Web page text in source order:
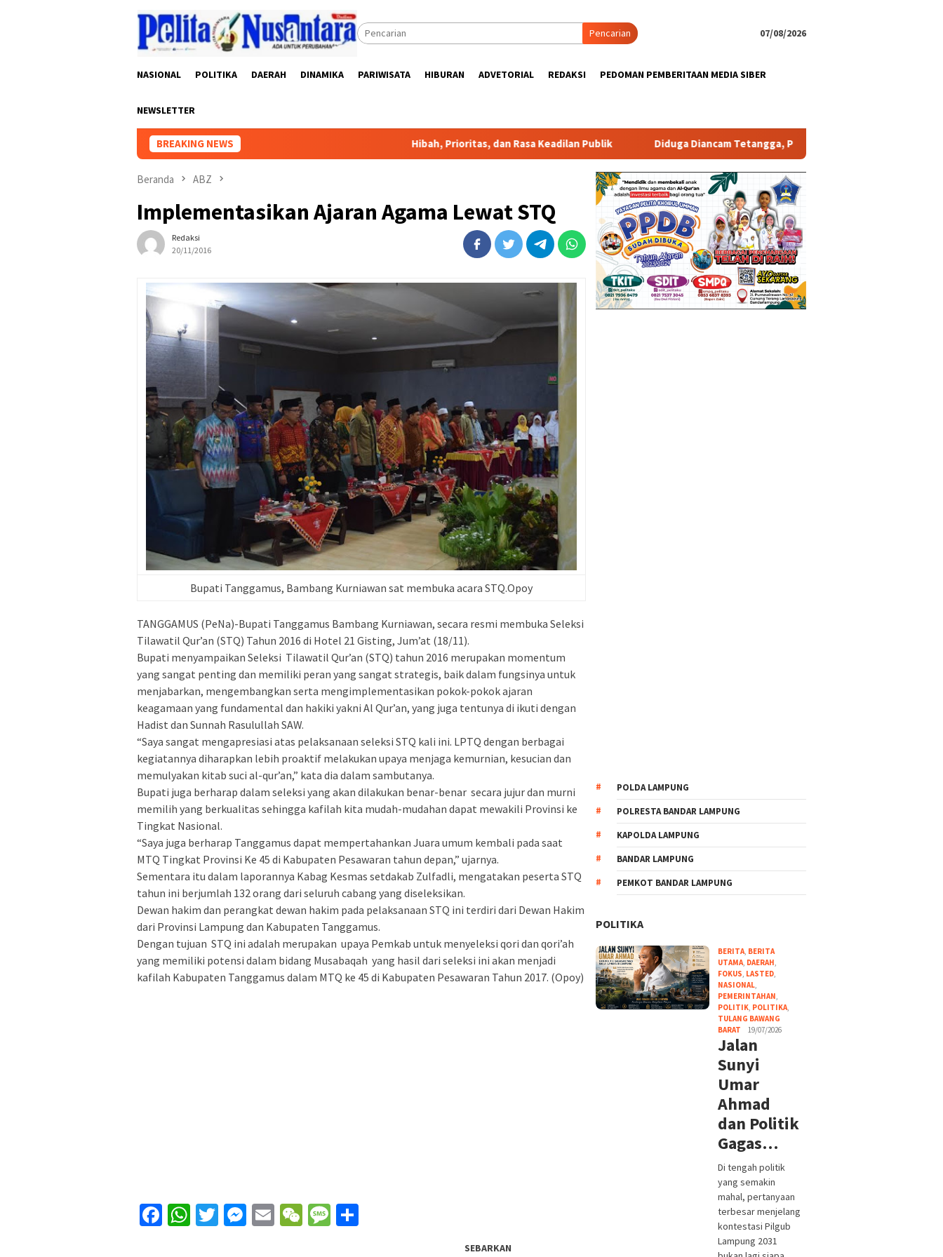
Pencarian 07/08/2026
NASIONAL POLITIKA DAERAH DINAMIKA PARIWISATA HIBURAN ADVETORIAL REDAKSI PEDOMAN PEMBERITAAN MEDIA SIBER
NEWSLETTER
BREAKING NEWS Hibah, Prioritas, dan Rasa Keadilan Publik Diduga Diancam Tetangga, Pengurus PWI Lampung Lapor Polisi, DPRD
Beranda ABZ
Implementasikan Ajaran Agama Lewat STQ
Redaksi
20/11/2016
Bupati Tanggamus, Bambang Kurniawan sat membuka acara STQ.Opoy
TANGGAMUS (PeNa)-Bupati Tanggamus Bambang Kurniawan, secara resmi membuka Seleksi
Tilawatil Qur’an (STQ) Tahun 2016 di Hotel 21 Gisting, Jum’at (18/11).
Bupati menyampaikan Seleksi Tilawatil Qur’an (STQ) tahun 2016 merupakan momentum
yang sangat penting dan memiliki peran yang sangat strategis, baik dalam fungsinya untuk
menjabarkan, mengembangkan serta mengimplementasikan pokok-pokok ajaran
keagamaan yang fundamental dan hakiki yakni Al Qur’an, yang juga tentunya di ikuti dengan
Hadist dan Sunnah Rasulullah SAW.
“Saya sangat mengapresiasi atas pelaksanaan seleksi STQ kali ini. LPTQ dengan berbagai
kegiatannya diharapkan lebih proaktif melakukan upaya menjaga kemurnian, kesucian dan
memulyakan kitab suci al-qur’an,” kata dia dalam sambutanya.
Bupati juga berharap dalam seleksi yang akan dilakukan benar-benar secara jujur dan murni
memilih yang berkualitas sehingga kafilah kita mudah-mudahan dapat mewakili Provinsi ke
Tingkat Nasional.
“Saya juga berharap Tanggamus dapat mempertahankan Juara umum kembali pada saat
MTQ Tingkat Provinsi Ke 45 di Kabupaten Pesawaran tahun depan,” ujarnya.
Sementara itu dalam laporannya Kabag Kesmas setdakab Zulfadli, mengatakan peserta STQ
tahun ini berjumlah 132 orang dari seluruh cabang yang diseleksikan.
Dewan hakim dan perangkat dewan hakim pada pelaksanaan STQ ini terdiri dari Dewan Hakim
dari Provinsi Lampung dan Kabupaten Tanggamus.
Dengan tujuan STQ ini adalah merupakan upaya Pemkab untuk menyeleksi qori dan qori’ah
yang memiliki potensi dalam bidang Musabaqah yang hasil dari seleksi ini akan menjadi
kafilah Kabupaten Tanggamus dalam MTQ ke 45 di Kabupaten Pesawaran Tahun 2017. (Opoy)
Facebook
WhatsApp
Twitter
Messenger
EmailWeChatMessage
SEBARKAN
POLDA LAMPUNG
POLRESTA BANDAR LAMPUNG
KAPOLDA LAMPUNG
BANDAR LAMPUNG
PEMKOT BANDAR LAMPUNG
POLITIKA
BERITA, BERITA
UTAMA, DAERAH,
FOKUS, LASTED,
NASIONAL,
PEMERINTAHAN,
POLITIK, POLITIKA,
TULANG BAWANG
BARAT
19/07/2026
Jalan
Sunyi
Umar
Ahmad
dan Politik
Gagas…
Di tengah politik
yang semakin
mahal, pertanyaan
terbesar menjelang
kontestasi Pilgub
Lampung 2031